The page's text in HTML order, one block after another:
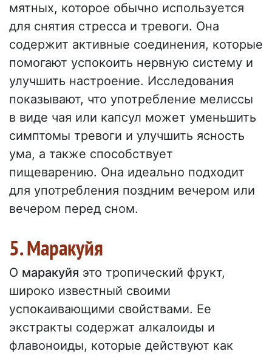
мятных, которое обычно используется
для снятия стресса и тревоги. Она
содержит активные соединения, которые
помогают успокоить нервную систему и
улучшить настроение. Исследования
показывают, что употребление мелиссы
в виде чая или капсул может уменьшить
симптомы тревоги и улучшить ясность
ума, а также способствует
пищеварению. Она идеально подходит
для употребления поздним вечером или
вечером перед сном.
5. Маракуйя
O маракуйя это тропический фрукт,
широко известный своими
успокаивающими свойствами. Ее
экстракты содержат алкалоиды и
флавоноиды, которые действуют как